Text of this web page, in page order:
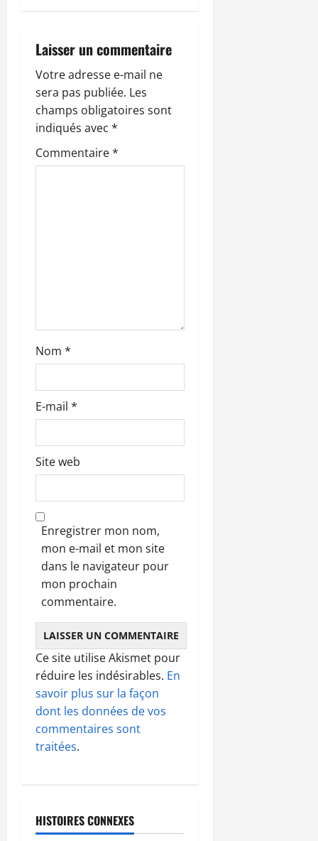
o
n
d
’
a
e
Laisser un commentaire
Votre adresse e-mail ne
sera pas publiée. Les
champs obligatoires sont
indiqués avec *
Commentaire*
Nom *
E-mail *
Site web
Enregistrer mon nom,
mon e-mail et mon site
dans le navigateur pour
mon prochain
commentaire.
Ce site utilise Akismet pour
réduire les indésirables. En
savoir plus sur la façon
dont les données de vos
commentaires sont
traitées.
HISTOIRES CONNEXES